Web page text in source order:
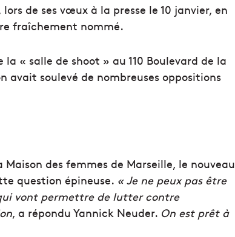
de ses vœux à la presse le 10 janvier, en
fraîchement nommé.
la « salle de shoot » au 110 Boulevard de la
avait soulevé de nombreuses oppositions
des femmes de Marseille, le nouveau
question épineuse. « Je ne peux pas être
vont permettre de lutter contre
, a répondu Yannick Neuder. On est prêt à